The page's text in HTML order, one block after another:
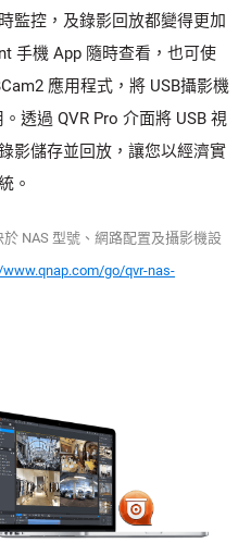
監控，及錄影回放都變得更加
手機 App 隨時查看，也可使
應用程式，將 USB攝影機
透過 QVR Pro 介面將 USB 視
影儲存並回放，讓您以經濟實
。
NAS 型號、網路配置及攝影機設
www.qnap.com/go/qvr-nas-